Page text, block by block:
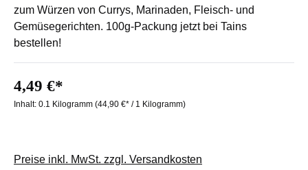
zum Würzen von Currys, Marinaden, Fleisch- und
Gemüsegerichten. 100g-Packung jetzt bei Tains
bestellen!
4,49 €*
Inhalt: 0.1 Kilogramm (44,90 €* / 1 Kilogramm)
Preise inkl. MwSt. zzgl. Versandkosten